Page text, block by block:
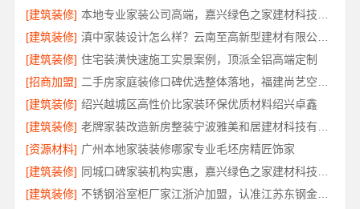
[建筑装修]
[建筑装修]
滇中家装设计怎么样？云南至高新型建材有限公司专业靠谱
[建筑装修] 住宅装潢快速施工实景案例，顶派全铝高端定制
[招商加盟]
[建筑装修] 绍兴越城区高性价比家装环保优质材料绍兴卓鑫
[建筑装修]
[资源材料] 广州本地家装装修哪家专业毛坯房精匠饰家
[建筑装修]
[建筑装修]
不锈钢浴室柜厂家江浙沪加盟，认准江苏东钢金属科技有限公司